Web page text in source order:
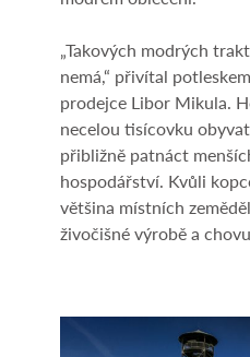
„Takových modrých
nemá,“ přivítal
prodejce Libor Mikula.
necelou tisícovku
přibližně patnáct
hospodářství. Kvůli
většina místních
živočišné výrobě a